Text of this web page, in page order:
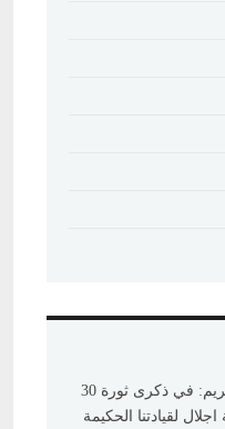
المستشار عبد الكريم: في ذكرى ثورة 30
لقيادتنا الحكيمة